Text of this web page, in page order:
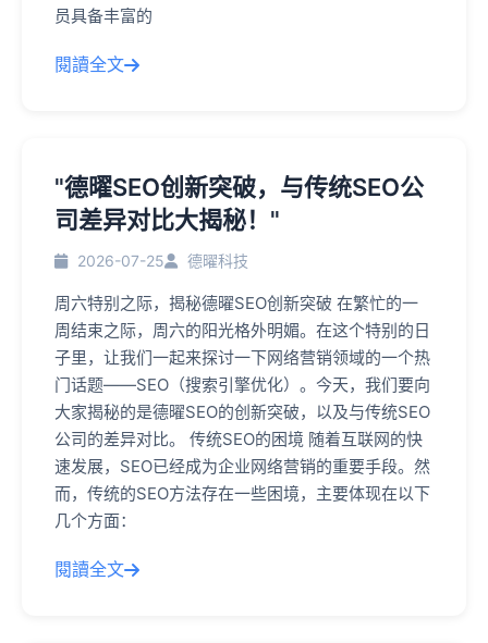
员具备丰富的
閱讀全文
"德曜SEO创新突破，与传统SEO公
司差异对比大揭秘！"
2026-07-25 德曜科技
周六特别之际，揭秘德曜SEO创新突破 在繁忙的一
周结束之际，周六的阳光格外明媚。在这个特别的日
子里，让我们一起来探讨一下网络营销领域的一个热
门话题——SEO（搜索引擎优化）。今天，我们要向
大家揭秘的是德曜SEO的创新突破，以及与传统SEO
公司的差异对比。 传统SEO的困境 随着互联网的快
速发展，SEO已经成为企业网络营销的重要手段。然
而，传统的SEO方法存在一些困境，主要体现在以下
几个方面：
閱讀全文